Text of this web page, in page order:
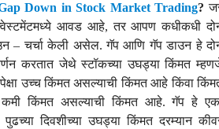
Down in Stock Market Trading?
आवड आहे, तर आपण कधीकधी
– चर्चा केली असेल. गॅप आणि गॅप डाउन हे
करतात जेथे स्टॉकच्या उघड्या किंमत
उच्च किंमत असल्याची किंमत आहे किंवा
कमी किंमत असल्याची किंमत आहे. गॅप हे
दिवशीच्या उघड्या किंमत दरम्यान